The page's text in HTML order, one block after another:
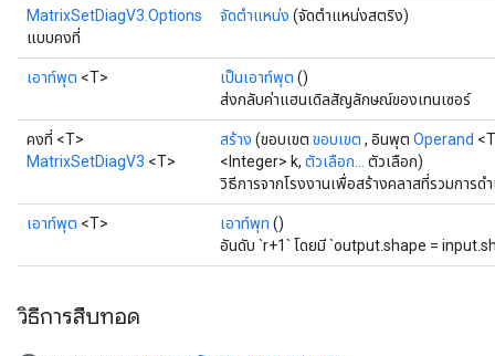
MatrixSetDiagV3.Options
แบบคงที่
จัดตำแหน่ง (จัดตำแหน่งสตริง)
เอาท์พุต <T> เป็นเอาท์พุต ()
ส่งกลับค่าแฮนเดิลสัญลักษณ์ของเทนเซอร์
คงที่ <T>
MatrixSetDiagV3 <T>
สร้าง (ขอบเขต ขอบเขต , อินพุต Operand
<Integer> k, ตัวเลือก...
ตัวเลือก)
วิธีการจากโรงงานเพื่อสร้างคลาสที่รวมการด
เอาท์พุต <T> เอาท์พุท ()
อันดับ `r+1` โดยมี `output.shape =
วิธีการสืบทอด